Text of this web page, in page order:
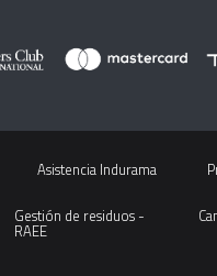
Asistencia Indurama
Gestión de residuos -
RAEE